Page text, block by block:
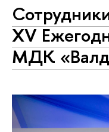
XV
МДК